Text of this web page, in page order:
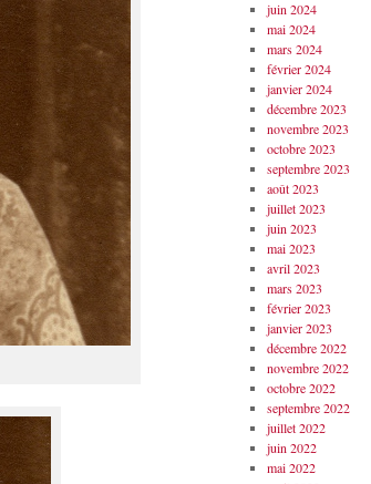
juin 2024
mai 2024
mars 2024
février 2024
janvier 2024
décembre 2023
novembre 2023
octobre 2023
septembre 2023
août 2023
juillet 2023
juin 2023
mai 2023
avril 2023
mars 2023
février 2023
janvier 2023
décembre 2022
novembre 2022
octobre 2022
septembre 2022
juillet 2022
juin 2022
mai 2022